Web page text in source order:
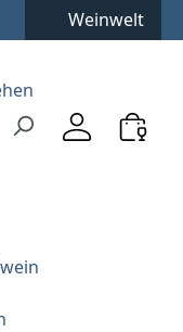
Weinwelt